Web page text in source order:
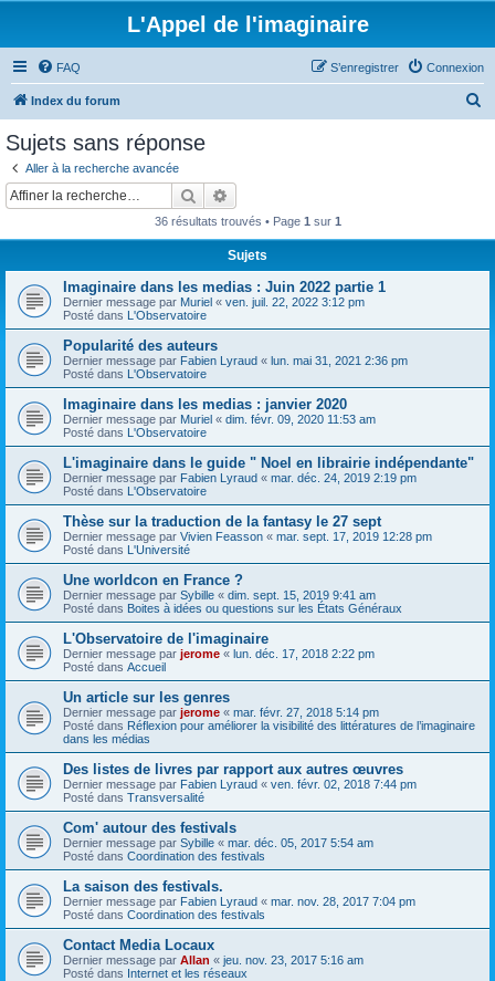
L'Appel de l'imaginaire
FAQ Connexion
S’enregistrer
Index du forum
Sujets sans réponse
Aller à la recherche avancée
Rechercher
36 résultats trouvés • Page 1 sur 1
Sujets
Imaginaire dans les medias : Juin 2022 partie 1
Dernier message par Muriel « ven. juil. 22, 2022 3:12 pm
Posté dans L'Observatoire
Popularité des auteurs
Dernier message par Fabien Lyraud « lun. mai 31, 2021 2:36 pm
Posté dans L'Observatoire
Imaginaire dans les medias : janvier 2020
Dernier message par Muriel « dim. févr. 09, 2020 11:53 am
Posté dans L'Observatoire
L'imaginaire dans le guide " Noel en librairie indépendante"
Dernier message par Fabien Lyraud « mar. déc. 24, 2019 2:19 pm
Posté dans L'Observatoire
Thèse sur la traduction de la fantasy le 27 sept
Dernier message par Vivien Feasson « mar. sept. 17, 2019 12:28 pm
Posté dans L'Université
Une worldcon en France ?
Dernier message par Sybille « dim. sept. 15, 2019 9:41 am
Posté dans Boites à idées ou questions sur les États Généraux
L'Observatoire de l'imaginaire
Dernier message par jerome « lun. déc. 17, 2018 2:22 pm
Posté dans Accueil
Un article sur les genres
Dernier message par jerome « mar. févr. 27, 2018 5:14 pm
Posté dans Réflexion pour améliorer la visibilité des littératures de l’imaginaire
dans les médias
Des listes de livres par rapport aux autres œuvres
Dernier message par Fabien Lyraud « ven. févr. 02, 2018 7:44 pm
Posté dans Transversalité
Com' autour des festivals
Dernier message par Sybille « mar. déc. 05, 2017 5:54 am
Posté dans Coordination des festivals
La saison des festivals.
Dernier message par Fabien Lyraud « mar. nov. 28, 2017 7:04 pm
Posté dans Coordination des festivals
Contact Media Locaux
Dernier message par Allan « jeu. nov. 23, 2017 5:16 am
Posté dans Internet et les réseaux